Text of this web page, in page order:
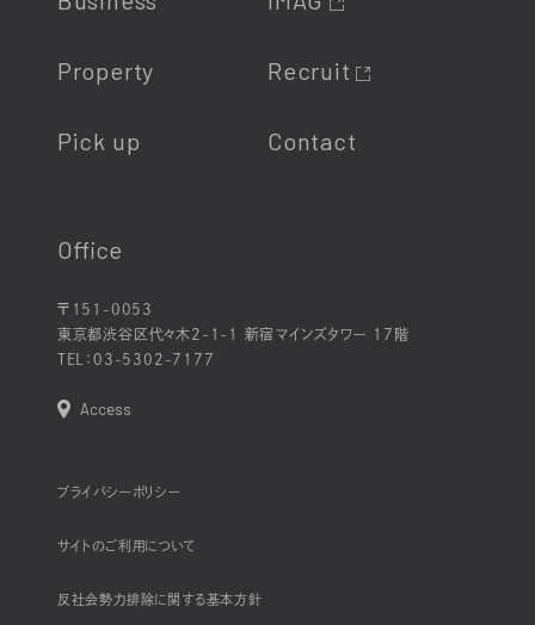
Property
Pick up
Recruit
Contact
Office
〒151-0053
東京都渋谷区代々木2-1-1 新宿マインズタワー 17階
TEL： 03-5302-7177
Access
プライバシーポリシー
サイトのご利用について
反社会勢力排除に関する基本方針